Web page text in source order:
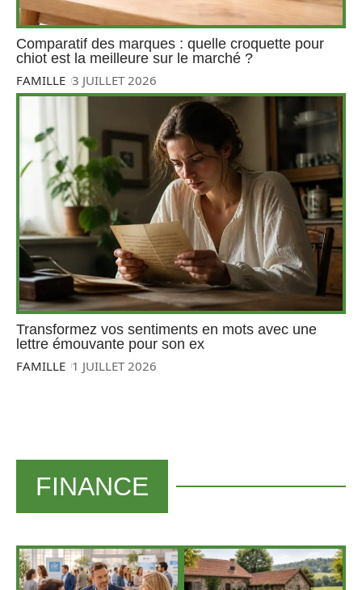
Comparatif des marques : quelle croquette pour
chiot est la meilleure sur le marché ?
FAMILLE 3 JUILLET 2026
Transformez vos sentiments en mots avec une
lettre émouvante pour son ex
FAMILLE 1 JUILLET 2026
FINANCE